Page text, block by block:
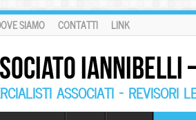
SIAMO CONTATTI LINK
ASSOCIATI – REVISORI